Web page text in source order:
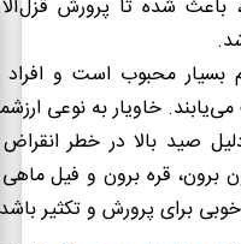
باعث شده تا پرورش
بسیار محبوب است و
خاویار به نوعی
بالا در خطر انقراض
برون، قره برون و فیل
برای پرورش و تکثیر